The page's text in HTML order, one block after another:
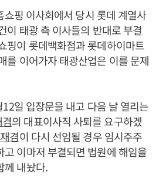
핑 이사회에서 당시 롯데 계열사
이 태광 측 이사들의 반대로 부결
핑이 롯데백화점과 롯데하이마트
를 이어가자 태광산업은 이를 문제
일 입장문을 내고 다음 날 열리는
의 대표이사직 사퇴를 요구하겠
겸이 다시 선임될 경우 임시주주
고 이마저 부결되면 법원에 해임을
께 내놨다.